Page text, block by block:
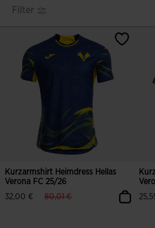
Filter
Kurzarmshirt Heimdress Hellas
Verona FC 25/26
32,00 €
label.price.reduced.from
80,01 €label.price.to